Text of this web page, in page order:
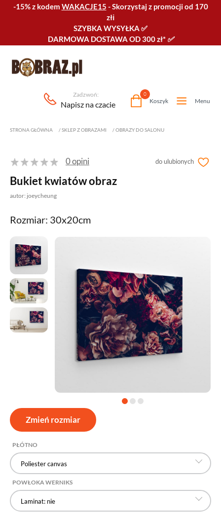
-15% z kodem WAKACJE15 -Skorzystaj z promocji od 170
złℹ️
SZYBKA WYSYŁKA ✅
DARMOWA DOSTAWA OD 300 zł* ✅
Zadzwoń:
Napisz na czacie Koszyk
0
Menu
STRONA GŁÓWNA /SKLEP Z OBRAZAMI /OBRAZY DO SALONU
do ulubionych
0 opini
Bukiet kwiatów obraz
autor: joeycheung
Rozmiar: 30x20cm
Zmień rozmiar
PŁÓTNO
Poliester canvas
POWŁOKA WERNIKS
Laminat: nie